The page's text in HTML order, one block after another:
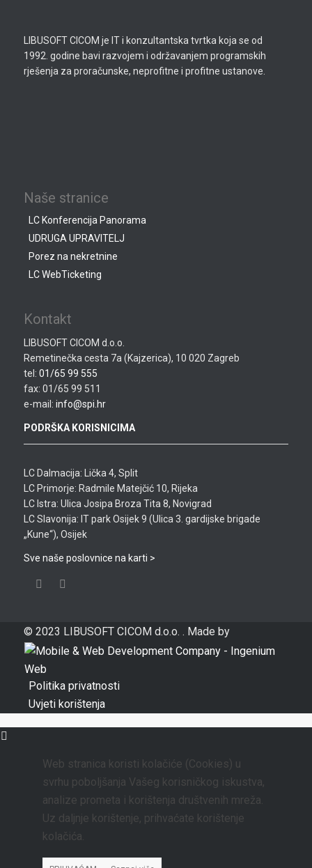
LIBUSOFT CICOM je IT i konzultantska tvrtka koja se od
1992. godine bavi razvojem i održavanjem programskih
rješenja za proračunske, neprofitne i profitne ustanove.
Naše stranice
LC Konferencija Panorama
UDRUGA UPRAVITELJ
Porez na nekretnine
LC WebTicketing
Kontakt
LIBUSOFT CICOM d.o.o.
Remetinečka cesta 7a (Kajzerica), 10 020 Zagreb
tel: 01/65 99 555
fax: 01/65 99 511
e-mail: info@spi.hr
PODRŠKA KORISNICIMA
LC Dalmacija: Lička 4, Split
LC Primorje: Radmile Matejčić 10, Rijeka
LC Istra: Ulica Josipa Broza Tita 8, Novigrad
LC Slavonija: IT park Osijek 9 (Ulica 3. gardijske brigade
„Kune“), Osijek
Sve naše poslovnice na karti >
© 2023 LIBUSOFT CICOM d.o.o. . Made by
Politika privatnosti
Uvjeti korištenja
Web stranica koristi kolačiće (Cookies) u
svrhu poboljšanja Vašeg korisničkog iskustva,
analize prometa i korištenja društvenih mreža.
Uz daljnje korištenje, prihvaćate korištenje
kolačića.